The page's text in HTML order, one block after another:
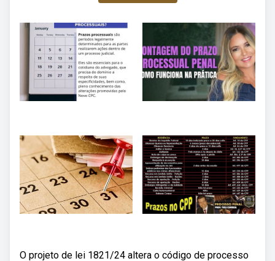
O projeto de lei 1821/24 altera o código de processo